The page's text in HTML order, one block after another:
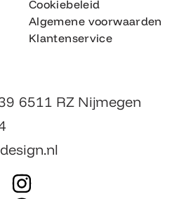
Cookiebeleid
Algemene voorwaarden
Klantenservice
6511 RZ Nijmegen
I